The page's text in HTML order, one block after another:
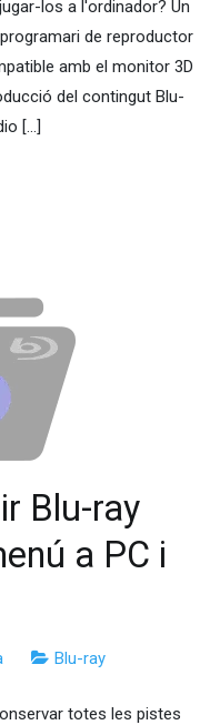
los a l'ordinador? Un
de reproductor
amb el monitor 3D
del contingut Blu-
[…]
Blu-ray
a PC i
Blu-ray
totes les pistes